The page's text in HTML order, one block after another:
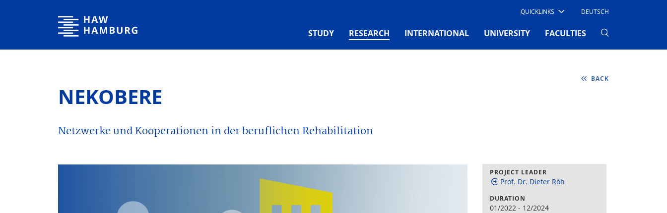
Hamburg University of Applied Sciences QUICKLINKS DEUTSCH
STUDY RESEARCH (CURRENT)
INTERNATIONAL UNIVERSITY FACULTIES
BACK
NEKOBERE
Netzwerke und Kooperationen in der beruflichen Rehabilitation
PROJECT LEADER
Prof. Dr. Dieter Röh
DURATION
01/2022 - 12/2024